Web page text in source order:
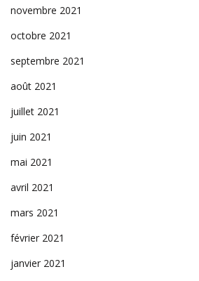
novembre 2021
octobre 2021
septembre 2021
août 2021
juillet 2021
juin 2021
mai 2021
avril 2021
mars 2021
février 2021
janvier 2021